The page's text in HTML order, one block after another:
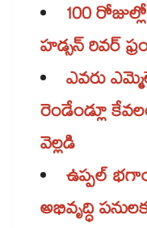
100
హడ్సన్ రివర్
ఎవరు
రెండేండ్లూ
వెల్లడి
ఉప్పల్
అభివృద్ధి